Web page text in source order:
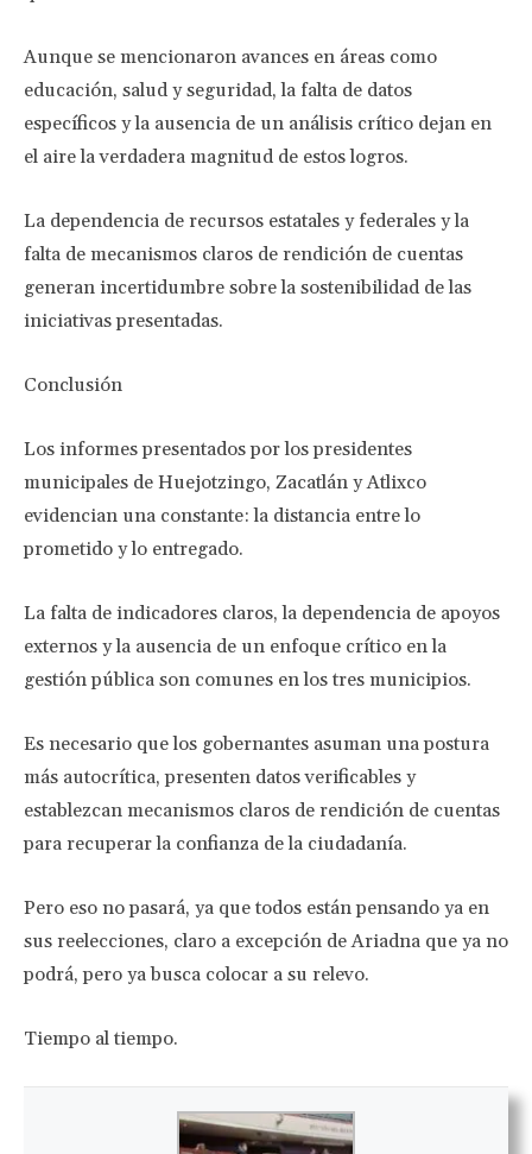
Aunque se mencionaron avances en áreas como
educación, salud y seguridad, la falta de datos
específicos y la ausencia de un análisis crítico dejan en
el aire la verdadera magnitud de estos logros.
La dependencia de recursos estatales y federales y la
falta de mecanismos claros de rendición de cuentas
generan incertidumbre sobre la sostenibilidad de las
iniciativas presentadas.
Conclusión
Los informes presentados por los presidentes
municipales de Huejotzingo, Zacatlán y Atlixco
evidencian una constante: la distancia entre lo
prometido y lo entregado.
La falta de indicadores claros, la dependencia de apoyos
externos y la ausencia de un enfoque crítico en la
gestión pública son comunes en los tres municipios.
Es necesario que los gobernantes asuman una postura
más autocrítica, presenten datos verificables y
establezcan mecanismos claros de rendición de cuentas
para recuperar la confianza de la ciudadanía.
Pero eso no pasará, ya que todos están pensando ya en
sus reelecciones, claro a excepción de Ariadna que ya no
podrá, pero ya busca colocar a su relevo.
Tiempo al tiempo.